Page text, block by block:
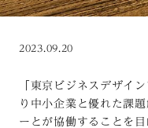
2023.09.20
「東京ビジネスデザイ
り中小企業と優れた課
ーとが協働することを